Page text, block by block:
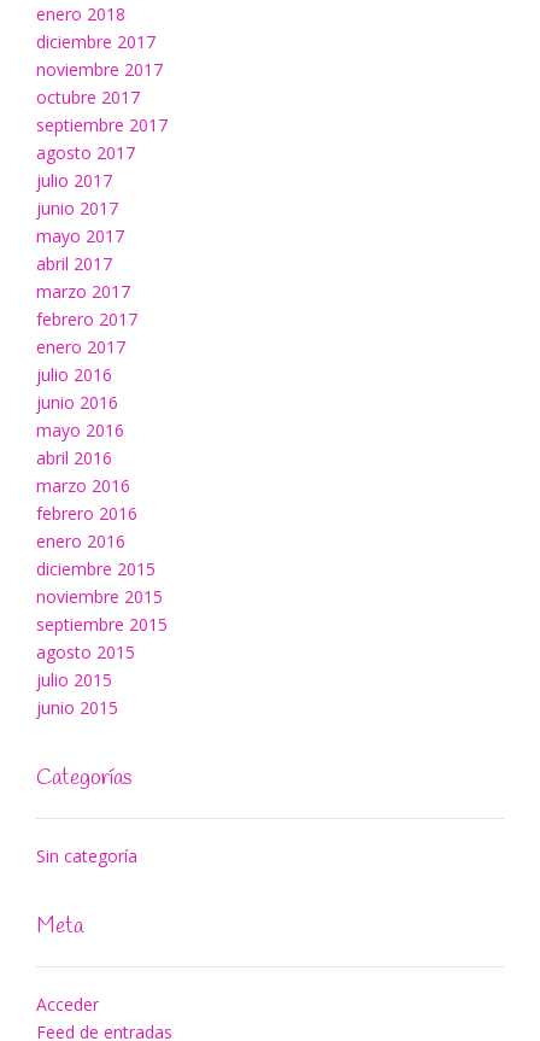
enero 2018
diciembre 2017
noviembre 2017
octubre 2017
septiembre 2017
agosto 2017
julio 2017
junio 2017
mayo 2017
abril 2017
marzo 2017
febrero 2017
enero 2017
julio 2016
junio 2016
mayo 2016
abril 2016
marzo 2016
febrero 2016
enero 2016
diciembre 2015
noviembre 2015
septiembre 2015
agosto 2015
julio 2015
junio 2015
Categorías
Sin categoría
Meta
Acceder
Feed de entradas